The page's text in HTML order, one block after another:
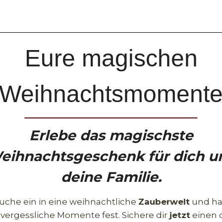
Eure magischen
Erlebe das magischste
für dich
deine Familie.
ein in eine weihnachtliche Zauberwelt und
Momente fest. Sichere dir jetzteinen